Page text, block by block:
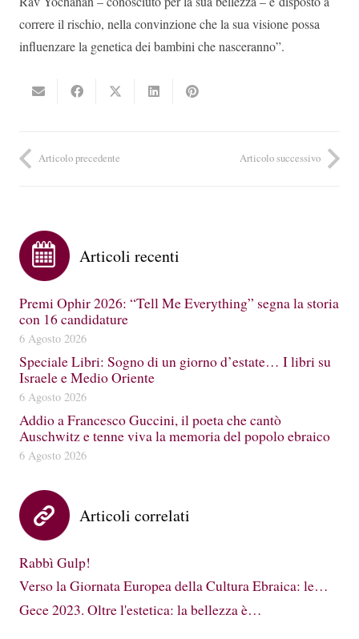
correre il rischio, nella convinzione che la sua visione possa
influenzare la genetica dei bambini che nasceranno”.
Articolo precedente Articolo successivo
Articoli recenti
Premi Ophir 2026: “Tell Me Everything” segna la storia
con 16 candidature
6 Agosto 2026
Speciale Libri: Sogno di un giorno d’estate… I libri su
Israele e Medio Oriente
6 Agosto 2026
Addio a Francesco Guccini, il poeta che cantò
Auschwitz e tenne viva la memoria del popolo ebraico
6 Agosto 2026
Articoli correlati
Rabbì Gulp!
Verso la Giornata Europea della Cultura Ebraica: le…
Gece 2023. Oltre l'estetica: la bellezza è…